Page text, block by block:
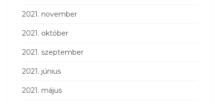
2021. november
2021. október
2021. szeptember
2021. június
2021. május